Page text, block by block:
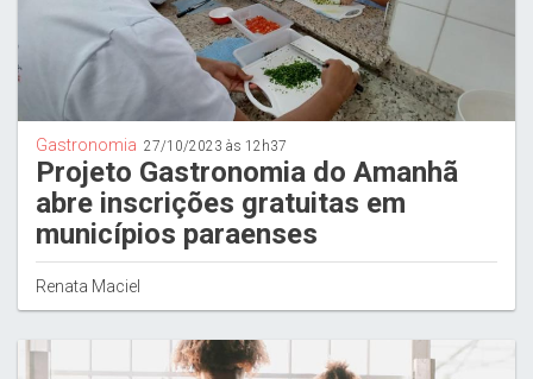
Gastronomia 27/10/2023 às 12h37
Projeto Gastronomia do Amanhã
abre inscrições gratuitas em
municípios paraenses
Renata Maciel